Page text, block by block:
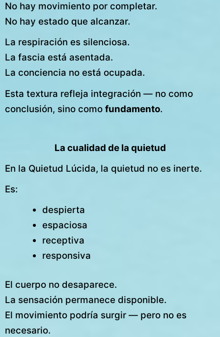
No hay movimiento por completar.
No hay estado que alcanzar.
La respiración es silenciosa.
La fascia está asentada.
La conciencia no está ocupada.
Esta textura refleja integración — no como
conclusión, sino como fundamento.
La cualidad de la quietud
En la Quietud Lúcida, la quietud no es inerte.
Es:
despierta
espaciosa
receptiva
responsiva
El cuerpo no desaparece.
La sensación permanece disponible.
El movimiento podría surgir — pero no es
necesario.